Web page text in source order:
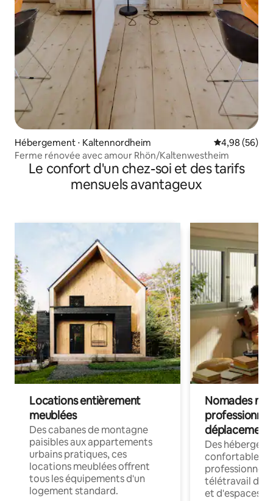
Hébergement ⋅ Kaltennordheim Évaluation
4,98 (56)
Ferme rénovée avec amour Rhön/Kaltenwestheim
Le confort d'un chez-soi et des tarifs
mensuels avantageux
Locations entièrement
meublées
Des cabanes de montagne
paisibles aux appartements
urbains pratiques, ces
locations meublées offrent
tous les équipements d'un
logement standard.
Nomades
déplacement
Des
confortables
professionnels
télétravail
et d'espaces